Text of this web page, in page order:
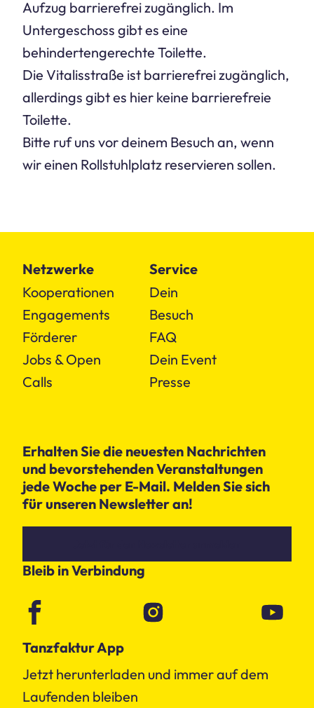
Aufzug barrierefrei zugänglich. Im
Untergeschoss gibt es eine
behindertengerechte Toilette.
Die Vitalisstraße ist barrierefrei zugänglich,
allerdings gibt es hier keine barrierefreie
Toilette.
Bitte ruf uns vor deinem Besuch an, wenn
wir einen Rollstuhlplatz reservieren sollen.
Netzwerke
Kooperationen
Engagements
Förderer
Jobs & Open
Calls
Service
Dein
Besuch
FAQ
Dein Event
Presse
Erhalten Sie die neuesten Nachrichten
und bevorstehenden Veranstaltungen
jede Woche per E-Mail. Melden Sie sich
für unseren Newsletter an!
Bleib in Verbindung
Tanzfaktur App
Jetzt herunterladen und immer auf dem
Laufenden bleiben